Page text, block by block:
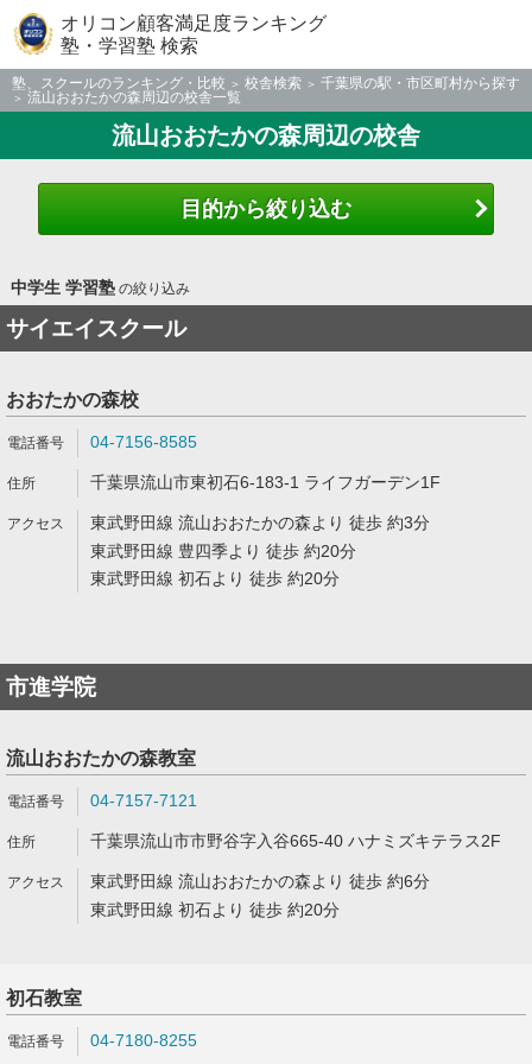
オリコン顧客満足度ランキング
塾・学習塾 検索
塾、スクールのランキング・比較 校舎検索
千葉県の駅・市区町村から探す
流山おおたかの森周辺の校舎一覧
流山おおたかの森周辺の校舎
目的から絞り込む
中学生 学習塾の絞り込み
サイエイスクール
おおたかの森校
04-7156-8585
千葉県流山市東初石6-183-1 ライフガーデン1F
東武野田線 流山おおたかの森より 徒歩 約3分
東武野田線 豊四季より 徒歩 約20分
東武野田線 初石より 徒歩 約20分
市進学院
流山おおたかの森教室
04-7157-7121
千葉県流山市市野谷字入谷665-40 ハナミズキテラス2F
東武野田線 流山おおたかの森より 徒歩 約6分
東武野田線 初石より 徒歩 約20分
初石教室
04-7180-8255